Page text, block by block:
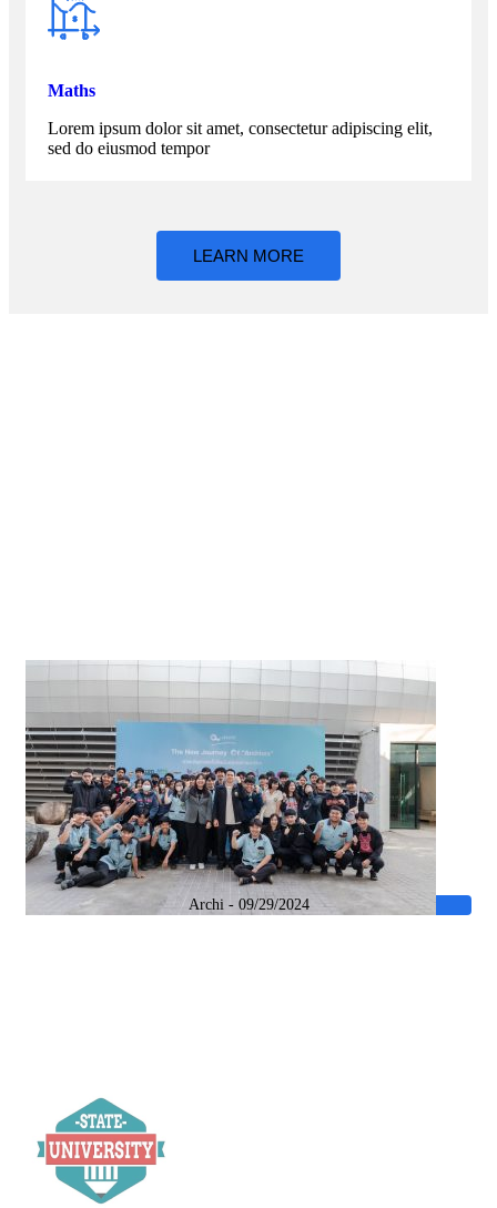
Maths
Lorem ipsum dolor sit amet, consectetur adipiscing elit,
sed do eiusmod tempor
LEARN MORE
Archi 09/29/2024